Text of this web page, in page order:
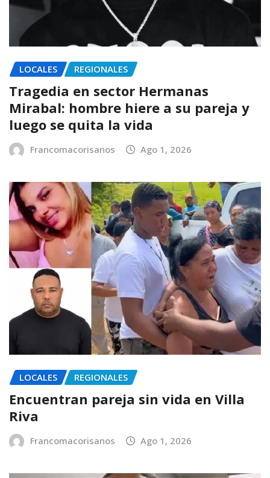
LOCALES REGIONALES
Tragedia en sector Hermanas
Mirabal: hombre hiere a su pareja y
luego se quita la vida
Francomacorisanos Ago 1, 2026
LOCALES REGIONALES
Encuentran pareja sin vida en Villa
Riva
Francomacorisanos Ago 1, 2026